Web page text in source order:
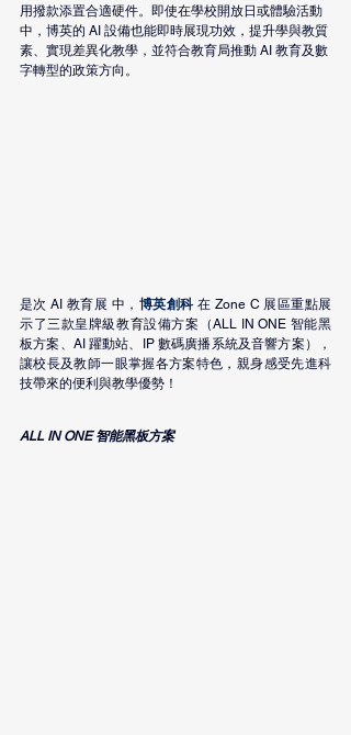
用撥款添置合適硬件。即使在學校開放日或體驗活動
中，博英的 AI 設備也能即時展現功效，提升學與教質
素、實現差異化教學，並符合教育局推動 AI 教育及數
字轉型的政策方向。
是次 AI 教育展 中， 博英創科 在 Zone C 展區重點展
示了三款皇牌級教育設備方案（ALL IN ONE 智能黑
板方案、AI 躍動站、IP 數碼廣播系統及音響方案），
讓校長及教師一眼掌握各方案特色，親身感受先進科
技帶來的便利與教學優勢！
ALL IN ONE 智能黑板方案